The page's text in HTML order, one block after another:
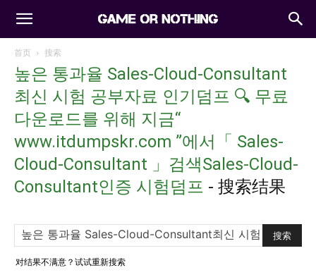
首页 搜索
높은 통과율 Sales-Cloud-Consultant
최신 시험 공부자료 인기덤프 🔍 무료
다운로드를 위해 지금“
www.itdumpskr.com ”에서「 Sales-
Cloud-Consultant 」검색Sales-Cloud-
Consultant인증 시험덤프 - 搜索结果
对结果不满意？试试重新搜索